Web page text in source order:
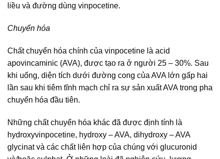
liều và đường dùng vinpocetine.
Chuyển hóa
Chất chuyển hóa chính của vinpocetine là acid
apovincaminic (AVA), được tạo ra ở người 25 – 30%. Sau
khi uống, diện tích dưới đường cong của AVA lớn gấp hai
lần sau khi tiêm tĩnh mạch chỉ ra sự sản xuất AVA trong pha
chuyển hóa đầu tiên.
Những chất chuyển hóa khác đã được định tính là
hydroxyvinpocetine, hydroxy – AVA, dihydroxy – AVA
glycinat và các chất liên hợp của chúng với glucuronid